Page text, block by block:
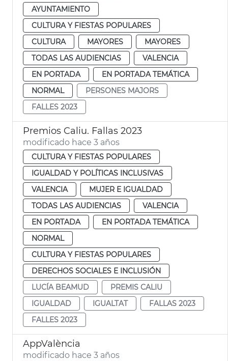
AYUNTAMIENTO
CULTURA Y FIESTAS POPULARES
CULTURA
MAYORES
MAYORES
TODAS LAS AUDIENCIAS
VALENCIA
EN PORTADA
EN PORTADA TEMÁTICA
NORMAL
PERSONES MAJORS
FALLES 2023
Premios Caliu. Fallas 2023
modificado hace 3 años
CULTURA Y FIESTAS POPULARES
IGUALDAD Y POLÍTICAS INCLUSIVAS
VALENCIA
MUJER E IGUALDAD
TODAS LAS AUDIENCIAS
VALENCIA
EN PORTADA
EN PORTADA TEMÁTICA
NORMAL
CULTURA Y FIESTAS POPULARES
DERECHOS SOCIALES E INCLUSIÓN
LUCÍA BEAMUD
PREMIS CALIU
IGUALDAD
IGUALTAT
FALLAS 2023
FALLES 2023
AppValència
modificado hace 3 años